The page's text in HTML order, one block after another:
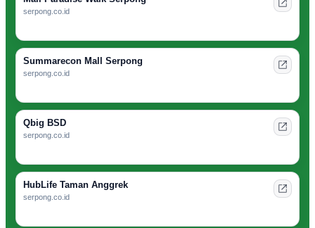
serpong.co.id
Summarecon Mall Serpong
serpong.co.id
Qbig BSD
serpong.co.id
HubLife Taman Anggrek
serpong.co.id